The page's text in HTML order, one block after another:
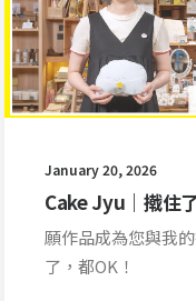
January 20, 2026
Cake Jyu｜撠住
願作品成為您與我
了，都OK！